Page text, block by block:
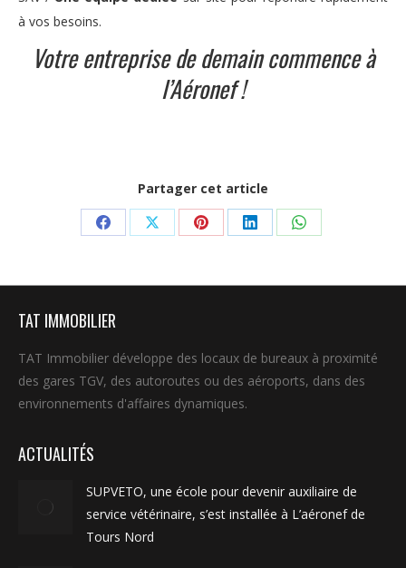
à vos besoins.
Votre entreprise de demain commence à
l’Aéronef !
Partager cet article
Partager
Facebook
Partager
X
Partager
Pinterest
Partager
LinkedIn
Partager
WhatsApp
TAT IMMOBILIER
TAT Immobilier développe des locaux de bureaux à proximité
des gares TGV, des autoroutes ou des aéroports, dans des
environnements d'affaires dynamiques.
ACTUALITÉS
SUPVETO, une école pour devenir auxiliaire de
service vétérinaire, s’est installée à L’aéronef de
Tours Nord